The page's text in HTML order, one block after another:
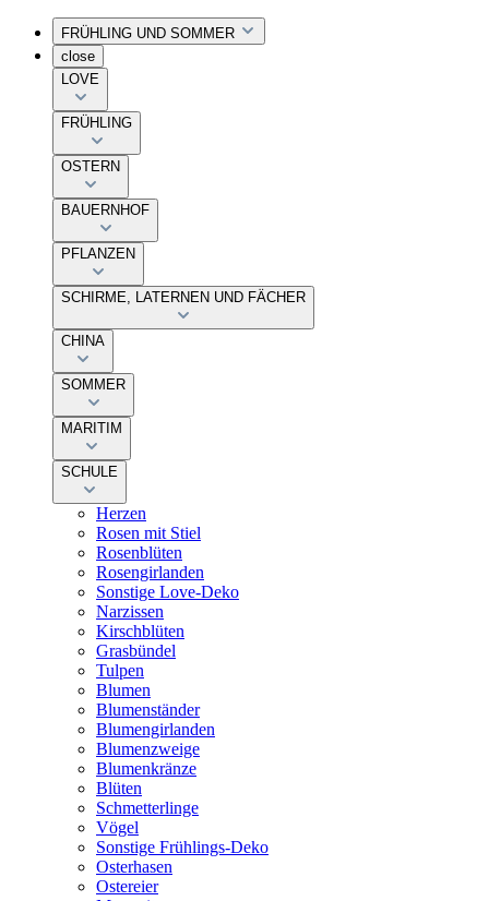
FRÜHLING UND SOMMER
close
LOVE
FRÜHLING
OSTERN
BAUERNHOF
PFLANZEN
SCHIRME, LATERNEN UND FÄCHER
CHINA
SOMMER
MARITIM
SCHULE
Herzen
Rosen mit Stiel
Rosenblüten
Rosengirlanden
Sonstige Love-Deko
Narzissen
Kirschblüten
Grasbündel
Tulpen
Blumen
Blumenständer
Blumengirlanden
Blumenzweige
Blumenkränze
Blüten
Schmetterlinge
Vögel
Sonstige Frühlings-Deko
Osterhasen
Ostereier